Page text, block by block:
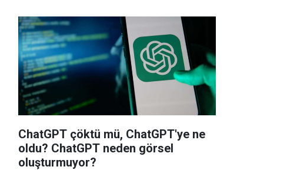
ChatGPT çöktü mü, ChatGPT'ye ne
oldu? ChatGPT neden görsel
oluşturmuyor?